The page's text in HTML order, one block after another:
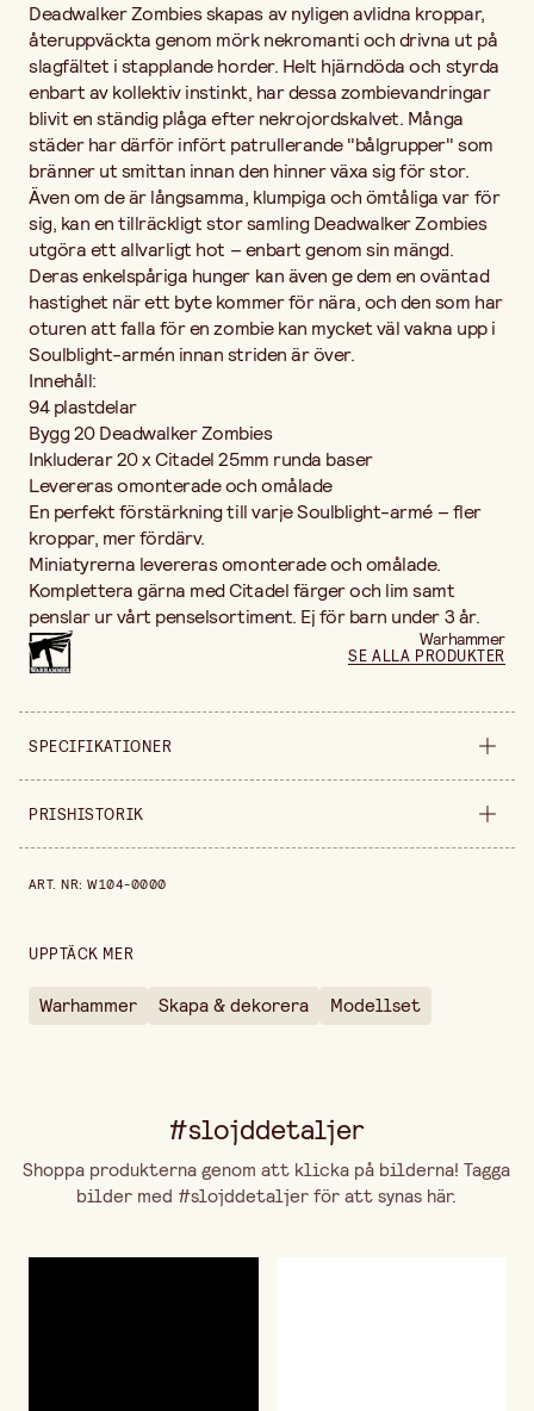
Levereras omonterade och omålade
En perfekt förstärkning till varje Soulblight-armé – fler kroppar,
mer fördärv.
Miniatyrerna levereras omonterade och omålade. Komplettera
gärna med Citadel färger och lim samt penslar ur vårt
penselsortiment. Ej för barn under 3 år.
Deadwalker Zombies skapas av nyligen avlidna kroppar,
återuppväckta genom mörk nekromanti och drivna ut på
slagfältet i stapplande horder. Helt hjärndöda och styrda
enbart av kollektiv instinkt, har dessa zombievandringar
blivit en ständig plåga efter nekrojordskalvet. Många
städer har därför infört patrullerande "bålgrupper" som
bränner ut smittan innan den hinner växa sig för stor.
Även om de är långsamma, klumpiga och ömtåliga var för
sig, kan en tillräckligt stor samling Deadwalker Zombies
utgöra ett allvarligt hot – enbart genom sin mängd.
Deras enkelspåriga hunger kan även ge dem en oväntad
hastighet när ett byte kommer för nära, och den som har
oturen att falla för en zombie kan mycket väl vakna upp i
Soulblight-armén innan striden är över.
Innehåll:
94 plastdelar
Bygg 20 Deadwalker Zombies
Inkluderar 20 x Citadel 25mm runda baser
Levereras omonterade och omålade
En perfekt förstärkning till varje Soulblight-armé – fler
kroppar, mer fördärv.
Miniatyrerna levereras omonterade och omålade.
Komplettera gärna med Citadel färger och lim samt
penslar ur vårt penselsortiment. Ej för barn under 3 år.
Warhammer
SE ALLA PRODUKTER
SPECIFIKATIONER
Säljs i förpackning
PRISHISTORIK
ART. NR:W104-0000
UPPTÄCK MER
Warhammer Skapa & dekorera Modellset
#slojddetaljer
Shoppa produkterna genom att klicka på bilderna! Tagga
bilder med #slojddetaljer för att synas här.